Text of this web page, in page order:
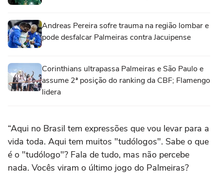
Andreas Pereira sofre trauma na região lombar e
pode desfalcar Palmeiras contra Jacuipense
Corinthians ultrapassa Palmeiras e São Paulo e
assume 2ª posição do ranking da CBF; Flamengo
lidera
“Aqui no Brasil tem expressões que vou levar para a
vida toda. Aqui tem muitos "tudólogos". Sabe o que
é o "tudólogo"? Fala de tudo, mas não percebe
nada. Vocês viram o último jogo do Palmeiras?